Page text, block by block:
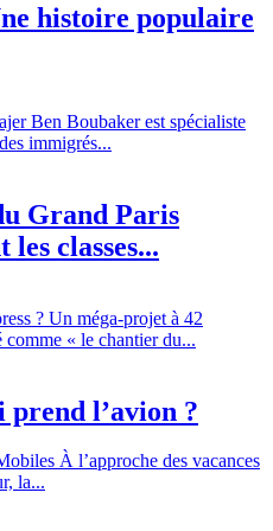
histoire populaire
Ben Boubaker est spécialiste
immigrés...
Grand Paris
les classes...
? Un méga-projet à 42
comme « le chantier du...
l’avion ?
À l’approche des vacances
la...